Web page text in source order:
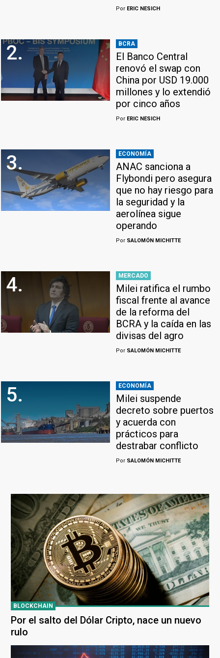
Por ERIC NESICH
2. BCRA
El Banco Central
renovó el swap con
China por USD 19.000
millones y lo extendió
por cinco años
Por ERIC NESICH
3. ECONOMÍA
ANAC sanciona a
Flybondi pero asegura
que no hay riesgo para
la seguridad y la
aerolínea sigue
operando
Por SALOMÓN MICHITTE
4. MERCADO
Milei ratifica el rumbo
fiscal frente al avance
de la reforma del
BCRA y la caída en las
divisas del agro
Por SALOMÓN MICHITTE
5. ECONOMÍA
Milei suspende
decreto sobre puertos
y acuerda con
prácticos para
destrabar conflicto
Por SALOMÓN MICHITTE
BLOCKCHAIN
Por el salto del Dólar Cripto, nace un nuevo
rulo